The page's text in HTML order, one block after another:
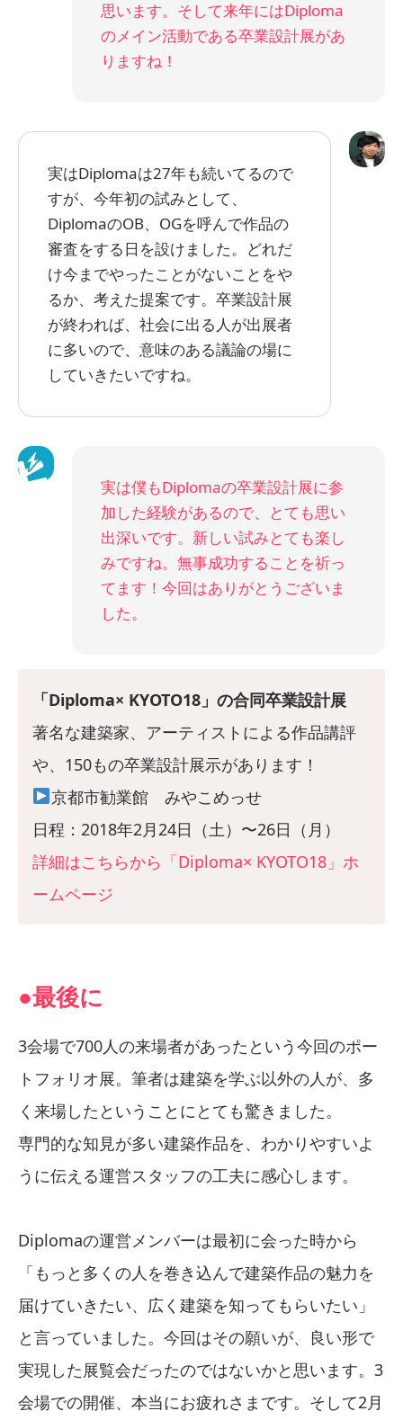
思います。そして来年にはDiploma
のメイン活動である卒業設計展があ
りますね！
実はDiplomaは27年も続いてるので
すが、今年初の試みとして、
DiplomaのOB、OGを呼んで作品の
審査をする日を設けました。どれだ
け今までやったことがないことをや
るか、考えた提案です。卒業設計展
が終われば、社会に出る人が出展者
に多いので、意味のある議論の場に
していきたいですね。
実は僕もDiplomaの卒業設計展に参
加した経験があるので、とても思い
出深いです。新しい試みとても楽し
みですね。無事成功することを祈っ
てます！今回はありがとうございま
した。
「Diploma× KYOTO18」の合同卒業設計展
著名な建築家、アーティストによる作品講評
や、150もの卒業設計展示があります！
京都市勧業館 みやこめっせ
日程：2018年2月24日（土）〜26日（月）
詳細はこちらから「Diploma× KYOTO18」ホ
ームページ
●最後に
3会場で700人の来場者があったという今回のポー
トフォリオ展。筆者は建築を学ぶ以外の人が、多
く来場したということにとても驚きました。
専門的な知見が多い建築作品を、わかりやすいよ
うに伝える運営スタッフの工夫に感心します。
Diplomaの運営メンバーは最初に会った時から
「もっと多くの人を巻き込んで建築作品の魅力を
届けていきたい、広く建築を知ってもらいたい」
と言っていました。今回はその願いが、良い形で
実現した展覧会だったのではないかと思います。3
会場での開催、本当にお疲れさまです。そして2月